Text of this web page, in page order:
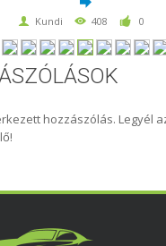
Kundi 408 0
hozzászólás. Legyél